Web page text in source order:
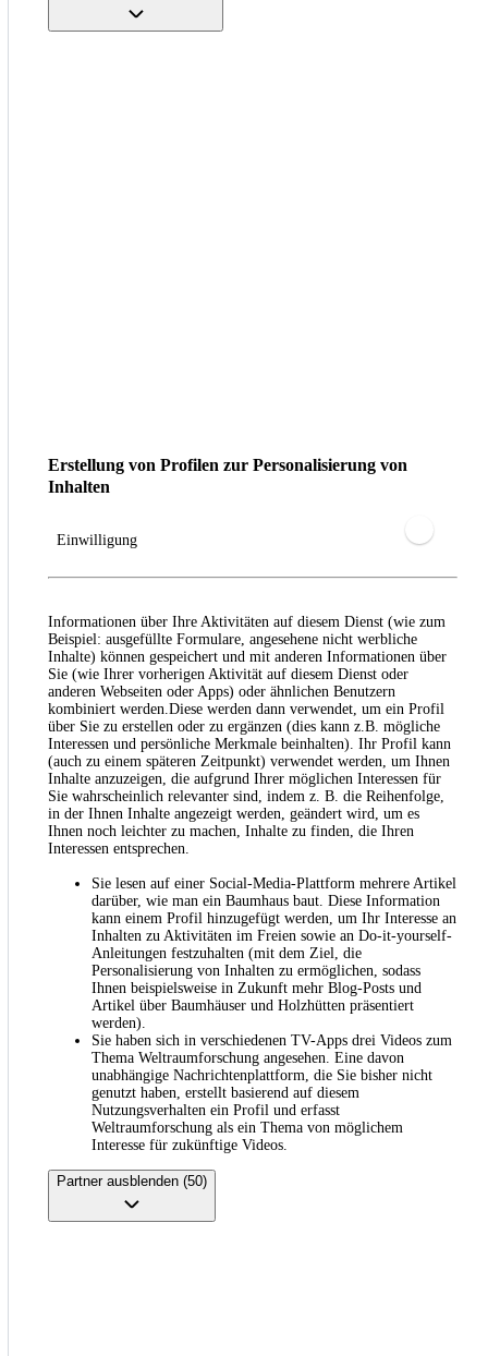
Erstellung von Profilen zur Personalisierung von
Inhalten
Einwilligung
Informationen über Ihre Aktivitäten auf diesem Dienst (wie zum
Beispiel: ausgefüllte Formulare, angesehene nicht werbliche
Inhalte) können gespeichert und mit anderen Informationen über
Sie (wie Ihrer vorherigen Aktivität auf diesem Dienst oder
anderen Webseiten oder Apps) oder ähnlichen Benutzern
kombiniert werden.Diese werden dann verwendet, um ein Profil
über Sie zu erstellen oder zu ergänzen (dies kann z.B. mögliche
Interessen und persönliche Merkmale beinhalten). Ihr Profil kann
(auch zu einem späteren Zeitpunkt) verwendet werden, um Ihnen
Inhalte anzuzeigen, die aufgrund Ihrer möglichen Interessen für
Sie wahrscheinlich relevanter sind, indem z. B. die Reihenfolge,
in der Ihnen Inhalte angezeigt werden, geändert wird, um es
Ihnen noch leichter zu machen, Inhalte zu finden, die Ihren
Interessen entsprechen.
Sie lesen auf einer Social-Media-Plattform mehrere Artikel
darüber, wie man ein Baumhaus baut. Diese Information
kann einem Profil hinzugefügt werden, um Ihr Interesse an
Inhalten zu Aktivitäten im Freien sowie an Do-it-yourself-
Anleitungen festzuhalten (mit dem Ziel, die
Personalisierung von Inhalten zu ermöglichen, sodass
Ihnen beispielsweise in Zukunft mehr Blog-Posts und
Artikel über Baumhäuser und Holzhütten präsentiert
werden).
Sie haben sich in verschiedenen TV-Apps drei Videos zum
Thema Weltraumforschung angesehen. Eine davon
unabhängige Nachrichtenplattform, die Sie bisher nicht
genutzt haben, erstellt basierend auf diesem
Nutzungsverhalten ein Profil und erfasst
Weltraumforschung als ein Thema von möglichem
Interesse für zukünftige Videos.
Partner ausblenden (50)